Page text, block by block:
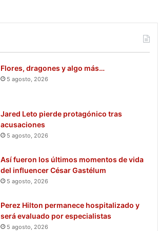
Flores, dragones y algo más…
5 agosto, 2026
Jared Leto pierde protagónico tras
acusaciones
5 agosto, 2026
Así fueron los últimos momentos de vida
del influencer César Gastélum
5 agosto, 2026
Perez Hilton permanece hospitalizado y
será evaluado por especialistas
5 agosto, 2026